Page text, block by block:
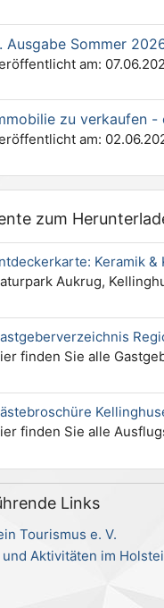
Ausgabe Sommer
am:
zu verkaufen -
am:
zum
Keramik &
Aukrug,
finden Sie alle
finden Sie alle
Links
Tourismus e. V.
Aktivitäten im